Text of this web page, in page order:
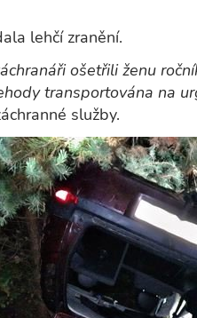
lehčí zranění.
ošetřili ženu
transportována na
služby.